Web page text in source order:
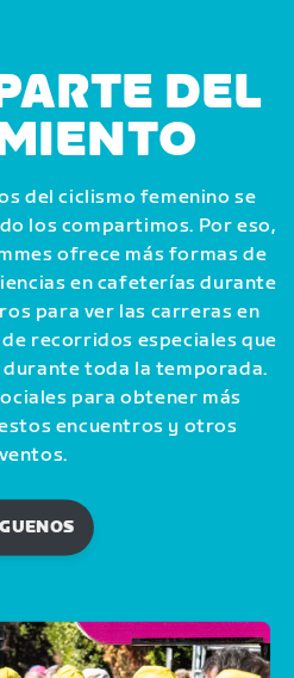
DEL
del ciclismo femenino se
los compartimos. Por eso,
ofrece más formas de
en cafeterías durante
para ver las carreras en
recorridos especiales que
durante toda la temporada.
para obtener más
encuentros y otros